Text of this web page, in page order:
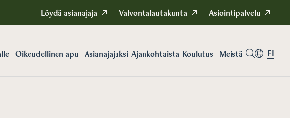
Löydä asianajaja Valvontalautakunta Asiointipalvelu
Oikeudellinen apu Asianajajaksi Ajankohtaista Koulutus Meistä FI